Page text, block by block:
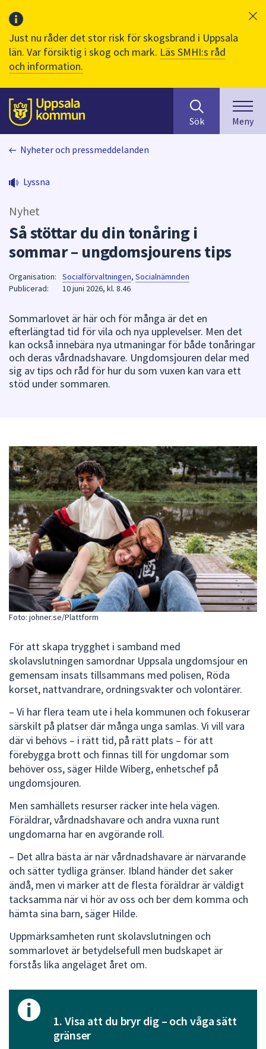
Just nu råder det stor risk för skogsbrand i Uppsala
län. Var försiktig i skog och mark. Läs SMHI:s råd
och information.
Till sidans
huvudinnehåll
efter
innehåll
på
sökfältet
kommer
sökförslag
att
fältet.
Använd
piltangenterna
för
att
enter
för
att
välja
något
av
dem.
Sök Meny
Nyheter och pressmeddelanden
Lyssna
Nyhet
Så stöttar du din tonåring i
sommar – ungdomsjourens tips
Organisation: Socialförvaltningen, Socialnämnden
Publicerad:
10 juni 2026, kl. 8.46
Sommarlovet är här och för många är det en
efterlängtad tid för vila och nya upplevelser. Men det
kan också innebära nya utmaningar för både tonåringar
och deras vårdnadshavare. Ungdomsjouren delar med
sig av tips och råd för hur du som vuxen kan vara ett
stöd under sommaren.
Foto: johner.se/Plattform
För att skapa trygghet i samband med
skolavslutningen samordnar Uppsala ungdomsjour en
gemensam insats tillsammans med polisen, Röda
korset, nattvandrare, ordningsvakter och volontärer.
– Vi har flera team ute i hela kommunen och fokuserar
särskilt på platser där många unga samlas. Vi vill vara
där vi behövs – i rätt tid, på rätt plats – för att
förebygga brott och finnas till för ungdomar som
behöver oss, säger Hilde Wiberg, enhetschef på
ungdomsjouren.
Men samhällets resurser räcker inte hela vägen.
Föräldrar, vårdnadshavare och andra vuxna runt
ungdomarna har en avgörande roll.
– Det allra bästa är när vårdnadshavare är närvarande
och sätter tydliga gränser. Ibland händer det saker
ändå, men vi märker att de flesta föräldrar är väldigt
tacksamma när vi hör av oss och ber dem komma och
hämta sina barn, säger Hilde.
Uppmärksamheten runt skolavslutningen och
sommarlovet är betydelsefull men budskapet är
förstås lika angeläget året om.
1. Visa att du bryr dig – och våga sätt
gränser